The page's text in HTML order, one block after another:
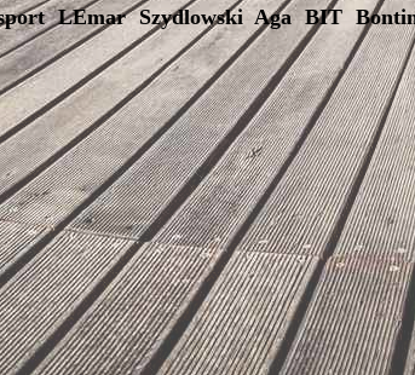
LEmar Szydlowski Aga BIT